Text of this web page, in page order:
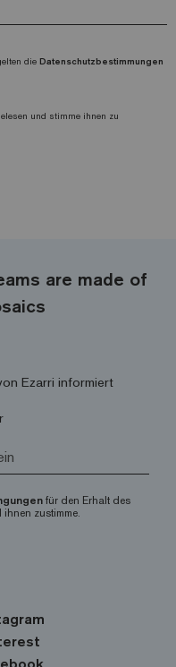
die Datenschutzbestimmungen
und stimme ihnen zu
are made of
Ezarri informiert
für den Erhalt des
zustimme.